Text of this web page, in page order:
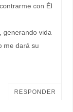
con Él
generando vida
me dará su
RESPONDER